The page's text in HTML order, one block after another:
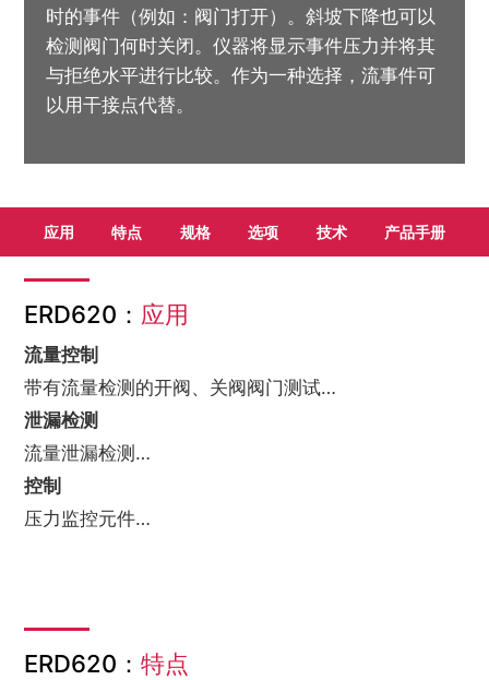
时的事件（例如：阀门打开）。斜坡下降也可以
检测阀门何时关闭。仪器将显示事件压力并将其
与拒绝水平进行比较。作为一种选择，流事件可
以用干接点代替。
应用 特点 规格 选项 技术 产品手册
ERD620： 应用
流量控制
带有流量检测的开阀、关阀阀门测试…
泄漏检测
流量泄漏检测…
控制
压力监控元件…
ERD620：特点